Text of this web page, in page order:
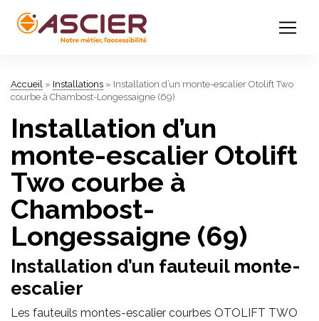
Accueil » Installations » Installation d’un monte-escalier Otolift Two
courbe à Chambost-Longessaigne (69)
Installation d’un
monte-escalier Otolift
Two courbe à
Chambost-
Longessaigne (69)
Installation d’un fauteuil monte-
escalier
Les fauteuils montes-escalier courbes OTOLIFT TWO